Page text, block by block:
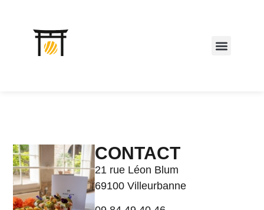
CONTACT
21 rue Léon Blum
69100 Villeurbanne
les ateliers particuliers,
se font directement en ligne.